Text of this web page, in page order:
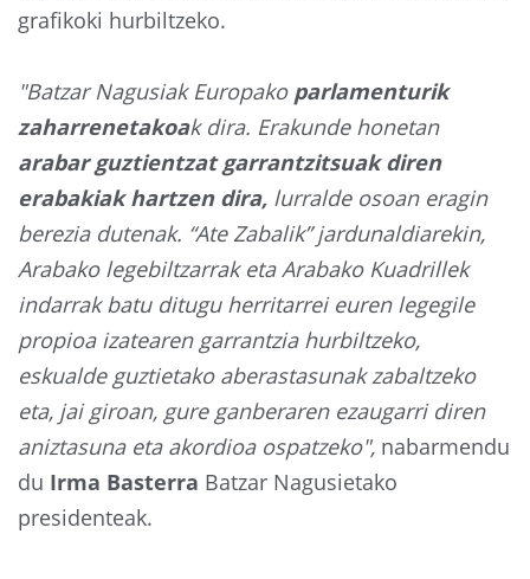
grafikoki hurbiltzeko.
"Batzar Nagusiak Europako parlamenturik
zaharrenetakoak dira. Erakunde honetan
arabar guztientzat garrantzitsuak diren
erabakiak hartzen dira, lurralde osoan eragin
berezia dutenak. “Ate Zabalik” jardunaldiarekin,
Arabako legebiltzarrak eta Arabako Kuadrillek
indarrak batu ditugu herritarrei euren legegile
propioa izatearen garrantzia hurbiltzeko,
eskualde guztietako aberastasunak zabaltzeko
eta, jai giroan, gure ganberaren ezaugarri diren
aniztasuna eta akordioa ospatzeko", nabarmendu
du Irma Basterra Batzar Nagusietako
presidenteak.